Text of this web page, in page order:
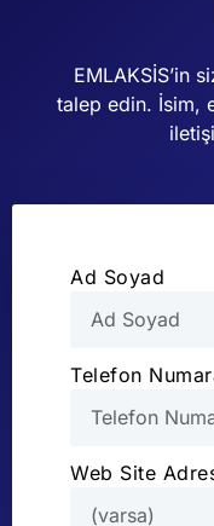
EMLAKSİS’in
talep edin. İsim,
Ad Soyad
Telefon
Web Site